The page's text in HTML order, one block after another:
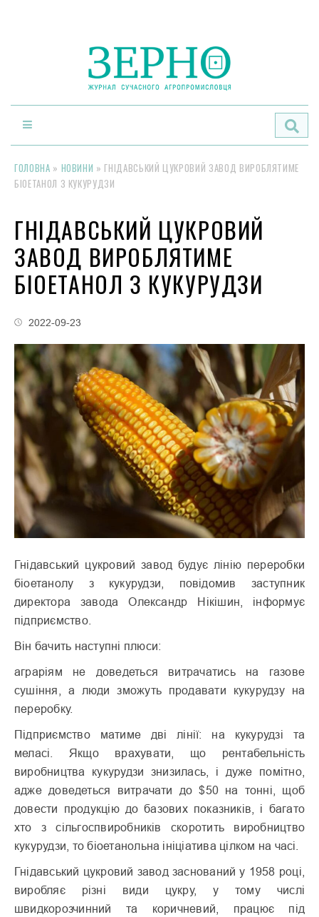
ГОЛОВНА » НОВИНИ » ГНІДАВСЬКИЙ ЦУКРОВИЙ ЗАВОД ВИРОБЛЯТИМЕ
БІОЕТАНОЛ З КУКУРУДЗИ
ГНІДАВСЬКИЙ ЦУКРОВИЙ
ЗАВОД ВИРОБЛЯТИМЕ
БІОЕТАНОЛ З КУКУРУДЗИ
2022-09-23
Гнідавський цукровий завод будує лінію переробки
біоетанолу з кукурудзи, повідомив заступник
директора завода Олександр Нікішин, інформує
підприємство.
Він бачить наступні плюси:
аграріям не доведеться витрачатись на газове
сушіння, а люди зможуть продавати кукурудзу на
переробку.
Підприємство матиме дві лінії: на кукурудзі та
меласі. Якщо врахувати, що рентабельність
виробництва кукурудзи знизилась, і дуже помітно,
адже доведеться витрачати до $50 на тонні, щоб
довести продукцію до базових показників, і багато
хто з сільгоспвиробників скоротить виробництво
кукурудзи, то біоетанольна ініціатива цілком на часі.
Гнідавський цукровий завод заснований у 1958 році,
виробляє різні види цукру, у тому числі
швидкорозчинний та коричневий, працює під